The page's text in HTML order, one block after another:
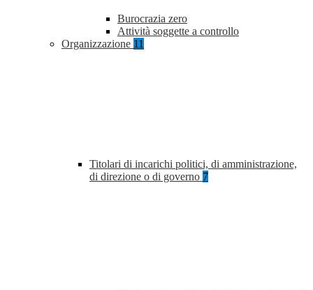
Burocrazia zero
Attività soggette a controllo
Organizzazione 11
Titolari di incarichi politici, di amministrazione,
di direzione o di governo 7